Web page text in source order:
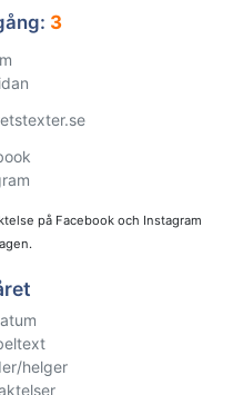
3
på Facebook och Instagram
helger